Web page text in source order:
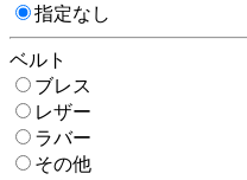
指定なし
ベルト
ブレス
レザー
ラバー
その他